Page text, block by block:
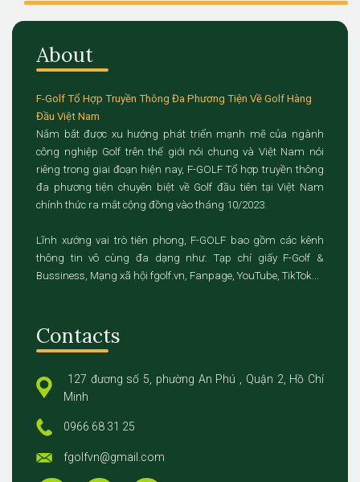
About
F-Golf Tổ Hợp Truyền Thông Đa Phương Tiện Về Golf Hàng
Đầu Việt Nam
Nắm bắt được xu hướng phát triển mạnh mẽ của ngành
công nghiệp Golf trên thế giới nói chung và Việt Nam nói
riêng trong giai đoạn hiện nay, F-GOLF Tổ hợp truyền thông
đa phương tiện chuyên biệt về Golf đầu tiên tại Việt Nam
chính thức ra mắt cộng đồng vào tháng 10/2023.
Lĩnh xướng vai trò tiên phong, F-GOLF bao gồm các kênh
thông tin vô cùng đa dạng như: Tạp chí giấy F-Golf &
Bussiness, Mạng xã hội fgolf.vn, Fanpage, YouTube, TikTok...
Contacts
127 đương số 5, phường An Phú , Quận 2, Hồ Chí
Minh
0966 68 31 25
fgolfvn@gmail.com